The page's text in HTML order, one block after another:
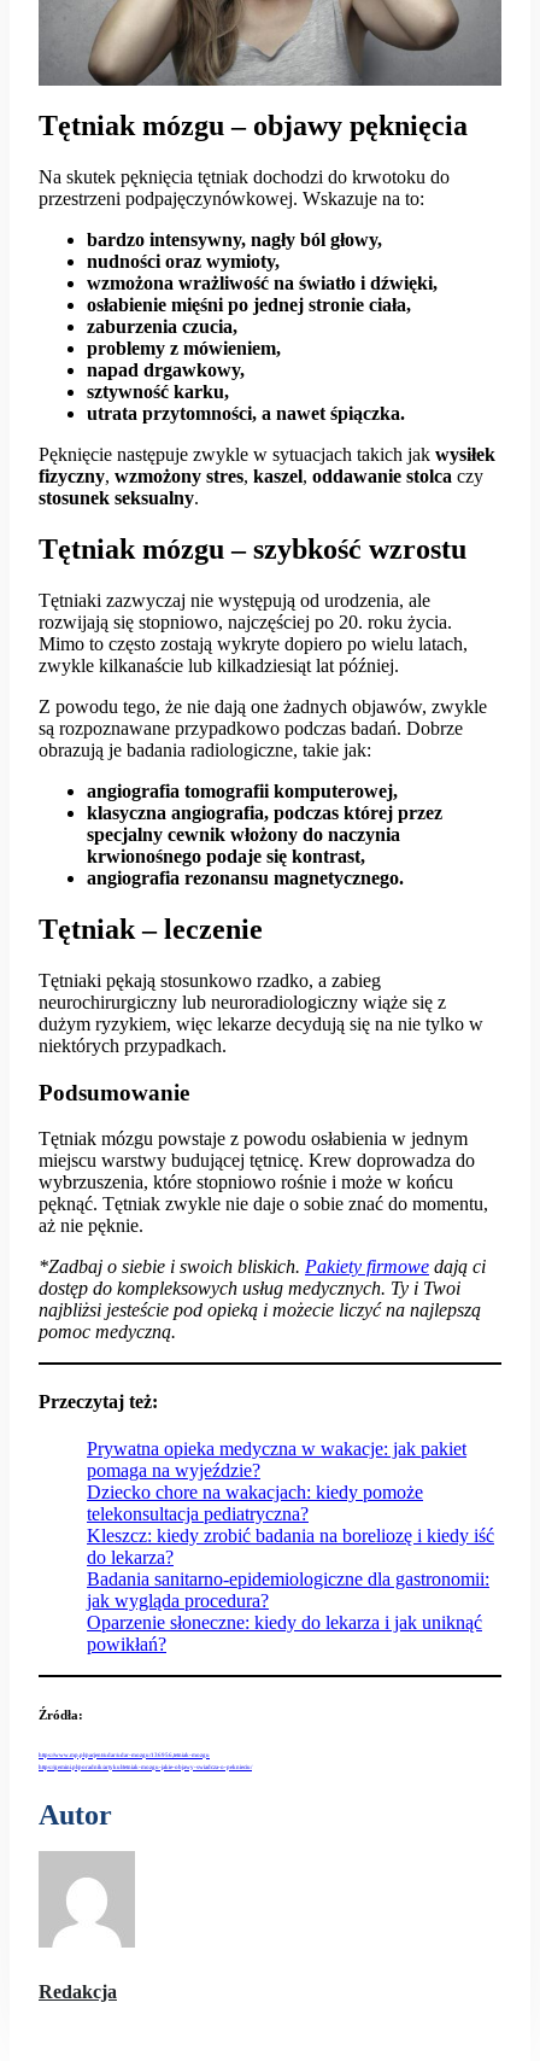
Tętniak mózgu – objawy pęknięcia
Na skutek pęknięcia tętniak dochodzi do krwotoku do
przestrzeni podpajęczynówkowej. Wskazuje na to:
bardzo intensywny, nagły ból głowy,
nudności oraz wymioty,
wzmożona wrażliwość na światło i dźwięki,
osłabienie mięśni po jednej stronie ciała,
zaburzenia czucia,
problemy z mówieniem,
napad drgawkowy,
sztywność karku,
utrata przytomności, a nawet śpiączka.
Pęknięcie następuje zwykle w sytuacjach takich jak wysiłek
fizyczny, wzmożony stres, kaszel, oddawanie stolca czy
stosunek seksualny.
Tętniak mózgu – szybkość wzrostu
Tętniaki zazwyczaj nie występują od urodzenia, ale
rozwijają się stopniowo, najczęściej po 20. roku życia.
Mimo to często zostają wykryte dopiero po wielu latach,
zwykle kilkanaście lub kilkadziesiąt lat później.
Z powodu tego, że nie dają one żadnych objawów, zwykle
są rozpoznawane przypadkowo podczas badań. Dobrze
obrazują je badania radiologiczne, takie jak:
angiografia tomografii komputerowej,
klasyczna angiografia, podczas której przez
specjalny cewnik włożony do naczynia
krwionośnego podaje się kontrast,
angiografia rezonansu magnetycznego.
Tętniak – leczenie
Tętniaki pękają stosunkowo rzadko, a zabieg
neurochirurgiczny lub neuroradiologiczny wiąże się z
dużym ryzykiem, więc lekarze decydują się na nie tylko w
niektórych przypadkach.
Podsumowanie
Tętniak mózgu powstaje z powodu osłabienia w jednym
miejscu warstwy budującej tętnicę. Krew doprowadza do
wybrzuszenia, które stopniowo rośnie i może w końcu
pęknąć. Tętniak zwykle nie daje o sobie znać do momentu,
aż nie pęknie.
*Zadbaj o siebie i swoich bliskich. Pakiety firmowe dają ci
dostęp do kompleksowych usług medycznych. Ty i Twoi
najbliżsi jesteście pod opieką i możecie liczyć na najlepszą
pomoc medyczną.
Przeczytaj też:
Prywatna opieka medyczna w wakacje: jak pakiet
pomaga na wyjeździe?
Dziecko chore na wakacjach: kiedy pomoże
telekonsultacja pediatryczna?
Kleszcz: kiedy zrobić badania na boreliozę i kiedy iść
do lekarza?
Badania sanitarno-epidemiologiczne dla gastronomii:
jak wygląda procedura?
Oparzenie słoneczne: kiedy do lekarza i jak uniknąć
powikłań?
Źródła:
https://www.mp.pl/pacjent/udar/udar-mozgu/136956,tetniak-mozgu
https://gemini.pl/poradnik/artykul/tetniak-mozgu-jakie-objawy-swiadcza-o-peknieciu/
Autor
Redakcja